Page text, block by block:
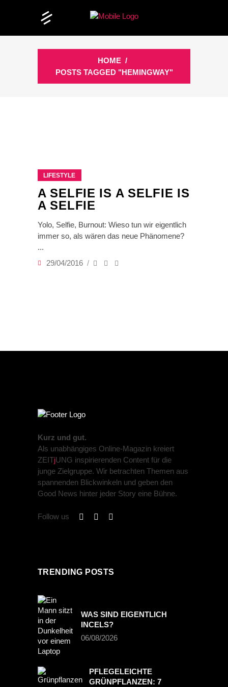
HOME /
POSTS TAGGED "HEMINGWAY"
LIFESTYLE
A SELFIE IS A SELFIE IS
A SELFIE
Yolo, Selfie, Burnout: Wieso tun wir eigentlich
immer so, als wären das neue Phänomene?
29/04/2016
Kurz und gut.
Als unabhängiges Online-Magazin kreiert
ZEITjUNG inspirierenden Content für die
junge Zielgruppe. Wir betrachten Themen aus
spannenden Blickwinkeln und geben den
Good News hinter jeder Story eine Bühne.
Follow us
TRENDING POSTS
WAS SIND EIGENTLICH
INCELS?
06/08/2026
PFLEGELEICHTE
GRÜNPFLANZEN: 7